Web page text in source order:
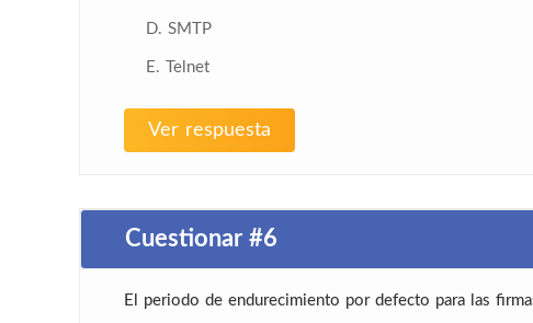
D. SMTP
E. Telnet
Ver respuesta
Cuestionar #6
El periodo de endurecimiento por defecto para las